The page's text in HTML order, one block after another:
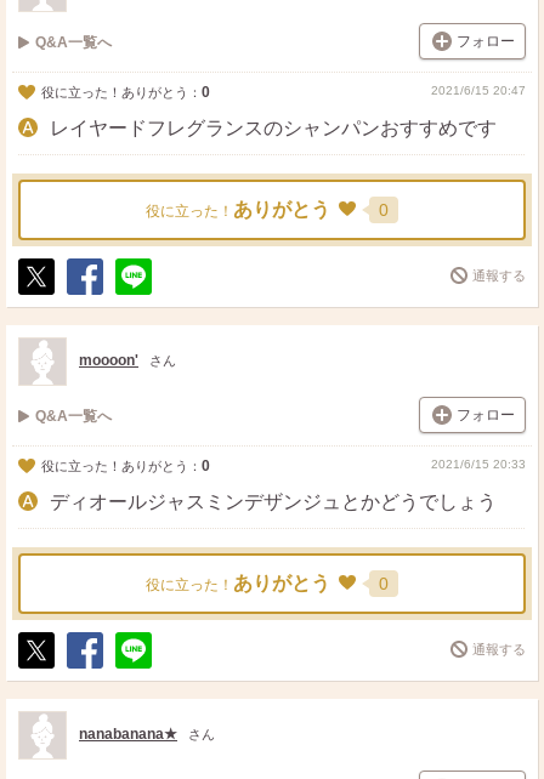
Q&A一覧へ フォロー
役に立った！ありがとう： 0 2021/6/15 20:47
レイヤードフレグランスのシャンパンおすすめです
役に立った！ ありがとう 0
ポ
ス
ト
シ
ェ
送
る
通報する
moooon' さん
Q&A一覧へ フォロー
役に立った！ありがとう： 0 2021/6/15 20:33
ディオールジャスミンデザンジュとかどうでしょう
役に立った！ ありがとう 0
ポ
ス
ト
シ
ェ
送
る
通報する
nanabanana★ さん